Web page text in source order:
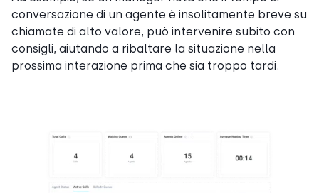
conversazione di un agente è insolitamente breve su
chiamate di alto valore, può intervenire subito con
consigli, aiutando a ribaltare la situazione nella
prossima interazione prima che sia troppo tardi.